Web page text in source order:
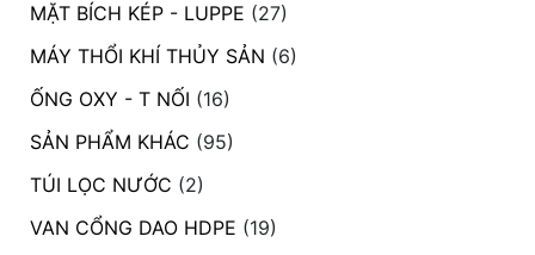
MẶT BÍCH KÉP - LUPPE (27)
MÁY THỔI KHÍ THỦY SẢN (6)
ỐNG OXY - T NỐI (16)
SẢN PHẨM KHÁC (95)
TÚI LỌC NƯỚC (2)
VAN CỔNG DAO HDPE (19)